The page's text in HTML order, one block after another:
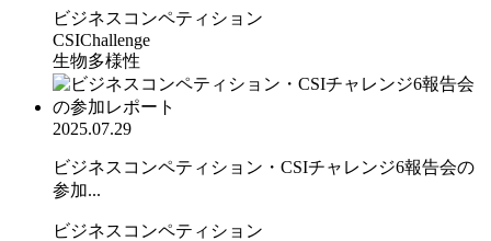
ビジネスコンペティション
CSIChallenge
生物多様性
2025.07.29
ビジネスコンペティション・CSIチャレンジ6報告会の
参加...
ビジネスコンペティション